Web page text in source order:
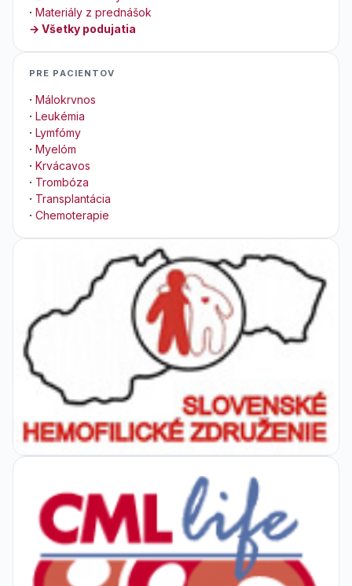
· Materiály z prednášok
→ Všetky podujatia
PRE PACIENTOV
· Málokrvnos
· Leukémia
· Lymfómy
· Myelóm
· Krvácavos
· Trombóza
· Transplantácia
· Chemoterapie